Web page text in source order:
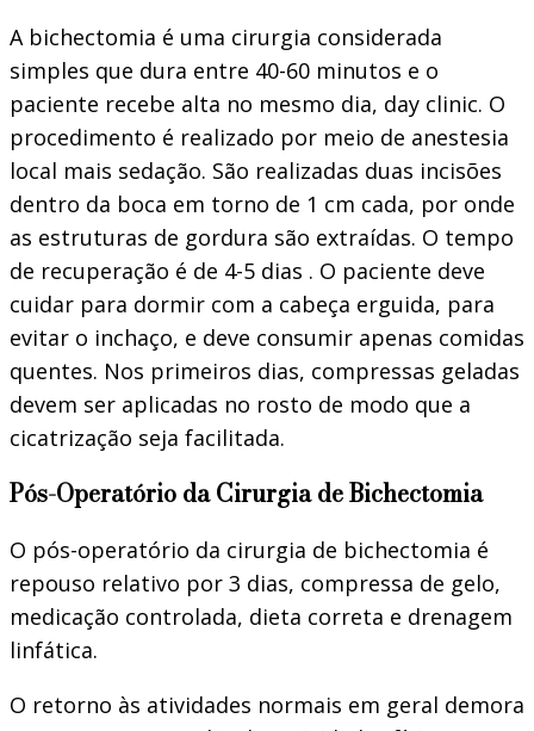
A bichectomia é uma cirurgia considerada
simples que dura entre 40-60 minutos e o
paciente recebe alta no mesmo dia, day clinic. O
procedimento é realizado por meio de anestesia
local mais sedação. São realizadas duas incisões
dentro da boca em torno de 1 cm cada, por onde
as estruturas de gordura são extraídas. O tempo
de recuperação é de 4-5 dias . O paciente deve
cuidar para dormir com a cabeça erguida, para
evitar o inchaço, e deve consumir apenas comidas
quentes. Nos primeiros dias, compressas geladas
devem ser aplicadas no rosto de modo que a
cicatrização seja facilitada.
Pós-Operatório da Cirurgia de Bichectomia
O pós-operatório da cirurgia de bichectomia é
repouso relativo por 3 dias, compressa de gelo,
medicação controlada, dieta correta e drenagem
linfática.
O retorno às atividades normais em geral demora